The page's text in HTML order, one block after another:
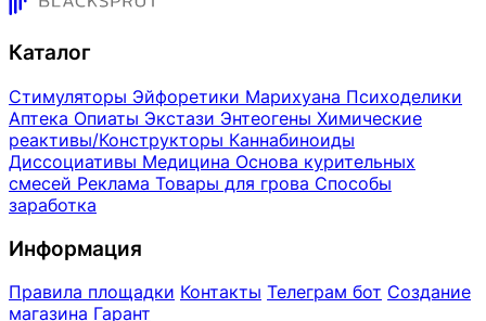
Каталог
Стимуляторы Эйфоретики Марихуана Психоделики
Аптека Опиаты Экстази Энтеогены Химические
реактивы/Конструкторы Каннабиноиды
Диссоциативы Медицина Основа курительных
смесей Реклама Товары для грова Способы
заработка
Информация
Правила площадки Контакты Телеграм бот Создание
магазина Гарант